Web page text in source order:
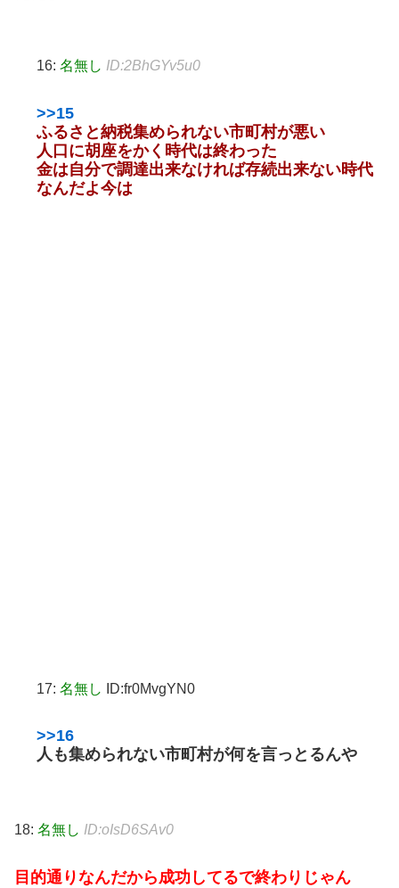
16: 名無し ID:2BhGYv5u0
>>15
ふるさと納税集められない市町村が悪い
人口に胡座をかく時代は終わった
金は自分で調達出来なければ存続出来ない時代
なんだよ今は
17: 名無し ID:fr0MvgYN0
>>16
人も集められない市町村が何を言っとるんや
18: 名無し ID:oIsD6SAv0
目的通りなんだから成功してるで終わりじゃん